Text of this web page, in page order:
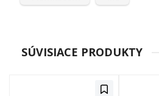
SÚVISIACE PRODUKTY